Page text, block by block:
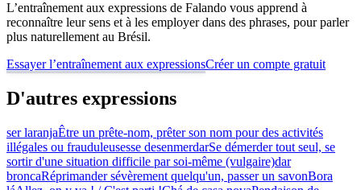
L’entraînement aux expressions de Falando vous apprend à
reconnaître leur sens et à les employer dans des phrases, pour parler
plus naturellement au Brésil.
Essayer l’entraînement aux expressionsCréer un compte gratuit
D'autres expressions
ser laranjaÊtre un prête-nom, prêter son nom pour des activités
illégales ou frauduleusesse desenmerdarSe démerder tout seul, se
sortir d'une situation difficile par soi-même (vulgaire)dar
broncaRéprimander sévèrement quelqu'un, passer un savonBora